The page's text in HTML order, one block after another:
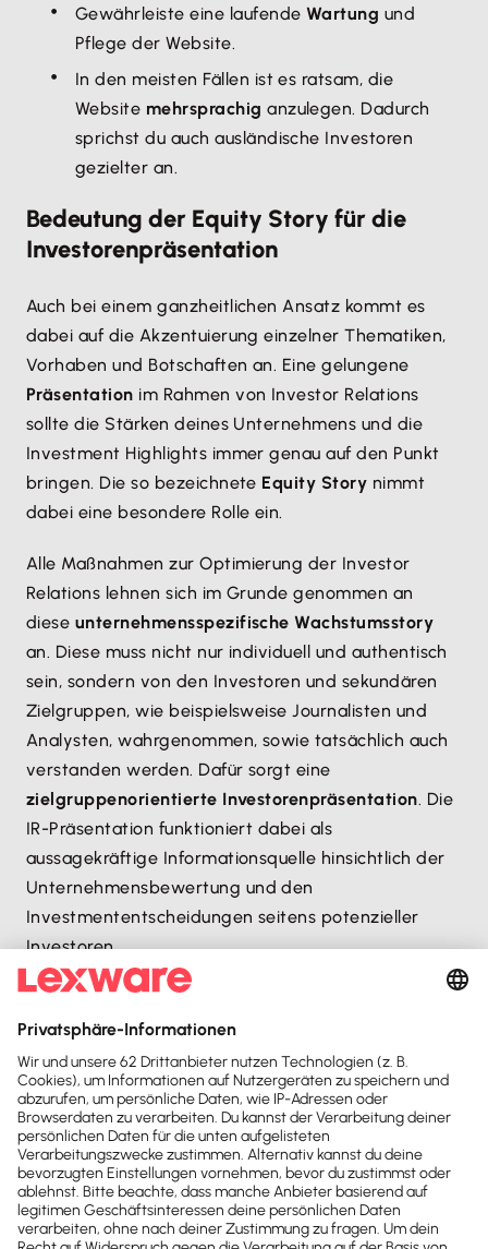
Gewährleiste eine laufende Wartung und
Pflege der Website.
In den meisten Fällen ist es ratsam, die
Website mehrsprachig anzulegen. Dadurch
sprichst du auch ausländische Investoren
gezielter an.
Bedeutung der Equity Story für die
Investorenpräsentation
Auch bei einem ganzheitlichen Ansatz kommt es
dabei auf die Akzentuierung einzelner Thematiken,
Vorhaben und Botschaften an. Eine gelungene
Präsentation im Rahmen von Investor Relations
sollte die Stärken deines Unternehmens und die
Investment Highlights immer genau auf den Punkt
bringen. Die so bezeichnete Equity Story nimmt
dabei eine besondere Rolle ein.
Alle Maßnahmen zur Optimierung der Investor
Relations lehnen sich im Grunde genommen an
diese unternehmensspezifische Wachstumsstory
an. Diese muss nicht nur individuell und authentisch
sein, sondern von den Investoren und sekundären
Zielgruppen, wie beispielsweise Journalisten und
Analysten, wahrgenommen, sowie tatsächlich auch
verstanden werden. Dafür sorgt eine
zielgruppenorientierte Investorenpräsentation. Die
IR-Präsentation funktioniert dabei als
aussagekräftige Informationsquelle hinsichtlich der
Unternehmensbewertung und den
Investmententscheidungen seitens potenzieller
Investoren.
Auf diese Weise entwickelst du eine
individuelle Investor Relations
Strategie
Eine zielgruppenspezifische Investor Relations
Strategie sollte immer aufeine 360 Grad
Betrachtungdes jeweiligen Unternehmens basieren.
Die Ziele deines Unternehmens fungieren dabei als
Grundlage, von der die einzelnen